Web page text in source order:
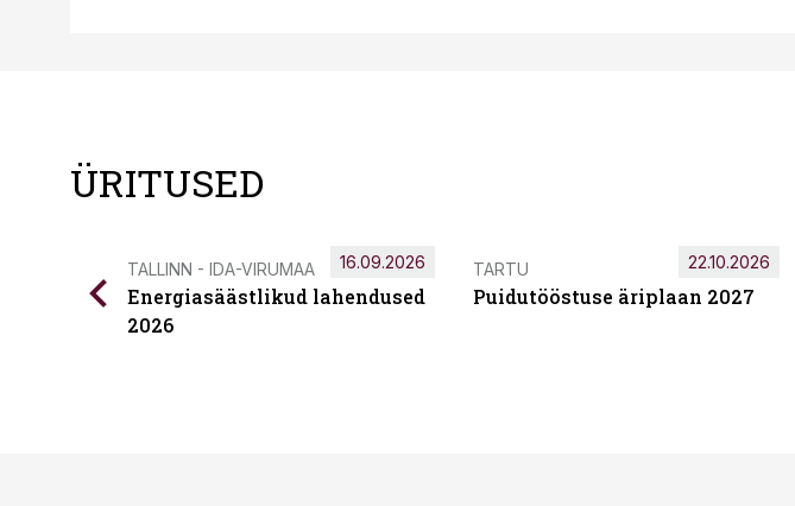
ÜRITUSED
TALLINN - IDA-VIRUMAA
Energiasäästlikud lahendused
2026
16.09.2026 TARTU
Puidutööstuse äriplaan 2027
22.10.2026